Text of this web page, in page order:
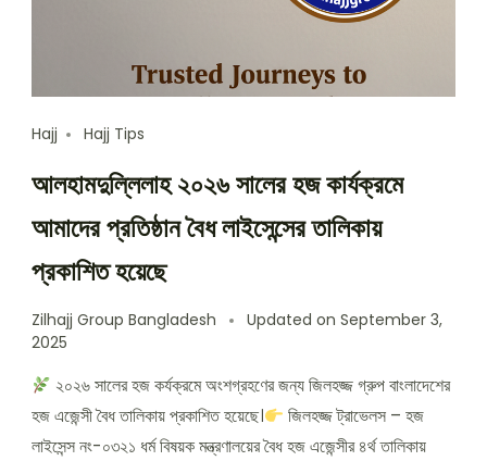
Hajj Hajj Tips
আলহামদুল্লিলাহ ২০২৬ সালের হজ কার্যক্রমে
আমাদের প্রতিষ্ঠান বৈধ লাইসেন্সের তালিকায়
প্রকাশিত হয়েছে
Zilhajj Group Bangladesh Updated on September 3,
2025
২০২৬ সালের হজ কর্যক্রমে অংশগ্রহণের জন্য জিলহজ্জ গ্রুপ বাংলাদেশের
হজ এজেন্সী বৈধ তালিকায় প্রকাশিত হয়েছে।
জিলহজ্জ ট্রাভেলস – হজ
লাইসেন্স নং-০৩২১ ধর্ম বিষয়ক মন্ত্রণালয়ের বৈধ হজ এজেন্সীর ৪র্থ তালিকায়